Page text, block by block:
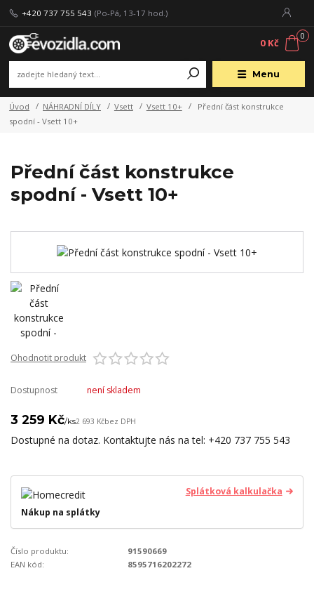
Menu
+420 737 755 543 (Po-Pá, 13-17 hod.)
0
0 Kč
Úvod NÁHRADNÍ DÍLY Vsett Vsett 10+
Přední část konstrukce
spodní - Vsett 10+
Přední část konstrukce
spodní - Vsett 10+
Ohodnotit produkt
Dostupnost není skladem
3 259 Kč/ks2 693 Kčbez DPH
Dostupné na dotaz. Kontaktujte nás na tel: +420 737 755 543
Splátková kalkulačka
Nákup na splátky
Číslo produktu:
91590669
EAN kód:
8595716202272